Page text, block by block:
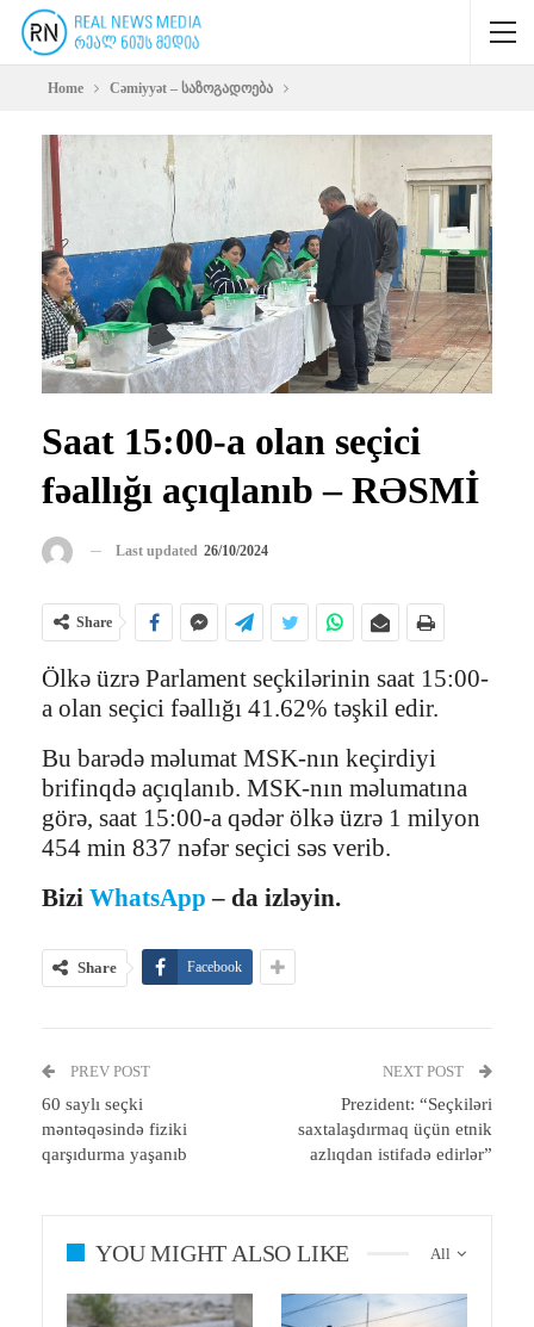
Home Cəmiyyət – საზოგადოება
Saat 15:00-a olan seçici
fəallığı açıqlanıb – RƏSMİ
Last updated 26/10/2024
Share
Ölkə üzrə Parlament seçkilərinin saat 15:00-
a olan seçici fəallığı 41.62% təşkil edir.
Bu barədə məlumat MSK-nın keçirdiyi
brifinqdə açıqlanıb. MSK-nın məlumatına
görə, saat 15:00-a qədər ölkə üzrə 1 milyon
454 min 837 nəfər seçici səs verib.
Bizi WhatsApp – da izləyin.
Share Facebook
PREV POST
60 saylı seçki
məntəqəsində fiziki
qarşıdurma yaşanıb
NEXT POST
Prezident: “Seçkiləri
saxtalaşdırmaq üçün etnik
azlıqdan istifadə edirlər”
All
YOU MIGHT ALSO LIKE